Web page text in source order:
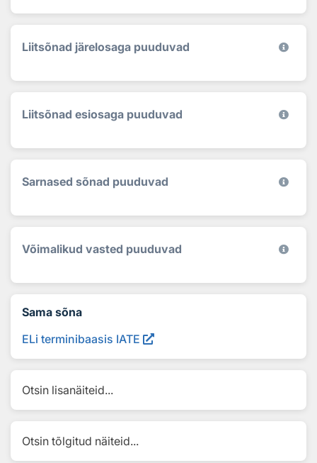
Liitsõnad järelosaga puuduvad
Liitsõnad esiosaga puuduvad
Sarnased sõnad puuduvad
Võimalikud vasted puuduvad
Sama sõna
ELi terminibaasis IATE
Otsin lisanäiteid...
Otsin tõlgitud näiteid...